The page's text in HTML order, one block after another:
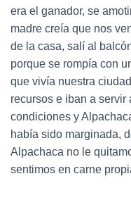
era el ganador, se
madre creía que nos
de la casa, salí al
porque se rompía con
que vivía nuestra
recursos e iban a
condiciones y
había sido marginada,
Alpachaca no le
sentimos en carne